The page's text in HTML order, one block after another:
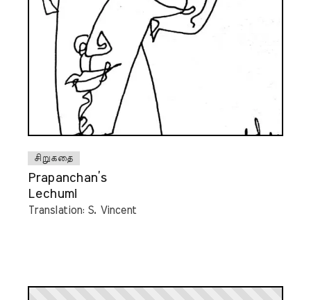
சிறுகதை
Prapanchan’s
Lechumi
Translation: S. Vincent